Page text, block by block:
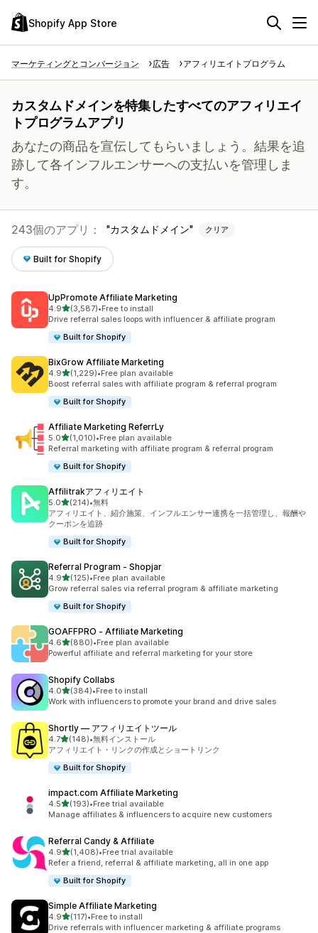
Shopify App Store
マーケティングとコンバージョン 広告 アフィリエイトプログラム
カスタムドメインを特集したすべてのアフィリエイ
トプログラムアプリ
あなたの商品を宣伝してもらいましょう。結果を追
跡して各インフルエンサーへの支払いを管理しま
す。
243個のアプリ： カスタムドメイン クリア
Built for Shopify
UpPromote Affiliate Marketing
4.95つ星中
(3,587)
合計レビュー数：3587件
•Free to install
Drive referral sales loops with influencer & affiliate program
Built for Shopify
BixGrow Affiliate Marketing
4.95つ星中
(1,229)
合計レビュー数：1229件
•Free plan available
Boost referral sales with affiliate program & referral program
Built for Shopify
Affiliate Marketing ReferrLy
5.05つ星中
(1,010)
合計レビュー数：1010件
•Free plan available
Referral marketing with affiliate program & referral program
Built for Shopify
Affilitrakアフィリエイト
5.05つ星中
(214)
合計レビュー数：214件
•無料
アフィリエイト、紹介施策、インフルエンサー連携を一括管理し、報酬や
クーポンを追跡
Built for Shopify
Referral Program ‑ Shopjar
4.95つ星中
(125)
合計レビュー数：125件
•Free plan available
Grow referral sales via referral program & affiliate marketing
Built for Shopify
GOAFFPRO ‑ Affiliate Marketing
4.65つ星中
(880)
合計レビュー数：880件
•Free plan available
Powerful affiliate and referral marketing for your store
Shopify Collabs
4.05つ星中
(384)
合計レビュー数：384件
•Free to install
Work with influencers to promote your brand and drive sales
Shortly — アフィリエイトツール
4.75つ星中
(148)
合計レビュー数：148件
•無料インストール
アフィリエイト・リンクの作成とショートリンク
Built for Shopify
impact.com Affiliate Marketing
4.55つ星中
(193)
合計レビュー数：193件
•Free trial available
Manage affiliates & influencers to acquire new customers
Referral Candy & Affiliate
4.95つ星中
(1,408)
合計レビュー数：1408件
•Free trial available
Refer a friend, referral & affiliate marketing, all in one app
Built for Shopify
Simple Affiliate Marketing
4.95つ星中
(117)
合計レビュー数：117件
•Free to install
Drive referrals with influencer marketing & affiliate programs